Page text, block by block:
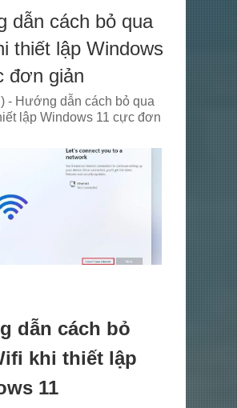
dẫn cách bỏ qua
thiết lập Windows
đơn giản
) - Hướng dẫn cách bỏ qua
lập Windows 11 cực đơn
dẫn cách bỏ
khi thiết lập
11